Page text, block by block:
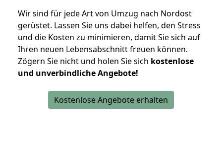
Wir sind für jede Art von Umzug nach Nordost
gerüstet. Lassen Sie uns dabei helfen, den Stress
und die Kosten zu minimieren, damit Sie sich auf
Ihren neuen Lebensabschnitt freuen können.
Zögern Sie nicht und holen Sie sich kostenlose
und unverbindliche Angebote!
Kostenlose Angebote erhalten